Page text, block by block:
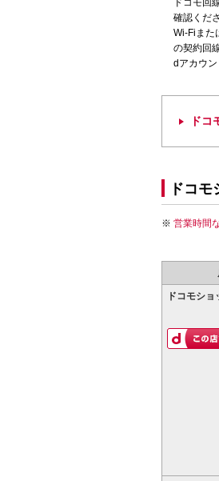
ドコモ回
確認くだ
Wi-Fiまた
の契約回
dアカウン
ドコ
ドコ
営業時間
ドコモシ